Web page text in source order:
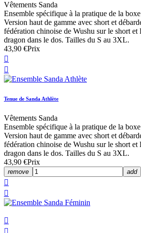
Vêtements Sanda
Ensemble spécifique à la pratique de la
Version haut de gamme avec short et
fédération chinoise de Wushu sur le short et
dragon dans le dos. Tailles du S au 3XL.
43,90 €Prix


Tenue de Sanda Athlète
Vêtements Sanda
Ensemble spécifique à la pratique de la
Version haut de gamme avec short et
fédération chinoise de Wushu sur le short et
dragon dans le dos. Tailles du S au 3XL.
43,90 €Prix
remove add



